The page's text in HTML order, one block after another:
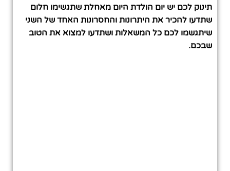
תינוק לכם יש יום הולדת היום מאחלת שתגשימו חלום
שתדעו להכיר את היתרונות והחסרונות האחד של השני
שיתגשמו לכם כל המשאלות ושתדעו למצוא את הטוב
שבכם.